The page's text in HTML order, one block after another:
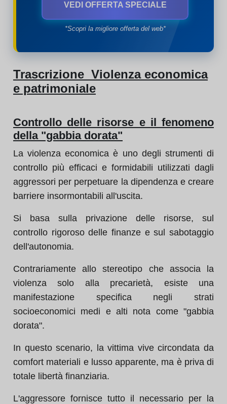
VEDI OFFERTA SPECIALE
*Scopri la migliore offerta del web*
Trascrizione Violenza economica
e patrimoniale
Controllo delle risorse e il fenomeno
della "gabbia dorata"
La violenza economica è uno degli strumenti di
controllo più efficaci e formidabili utilizzati dagli
aggressori per perpetuare la dipendenza e creare
barriere insormontabili all'uscita.
Si basa sulla privazione delle risorse, sul
controllo rigoroso delle finanze e sul sabotaggio
dell'autonomia.
Contrariamente allo stereotipo che associa la
violenza solo alla precarietà, esiste una
manifestazione specifica negli strati
socioeconomici medi e alti nota come "gabbia
dorata".
In questo scenario, la vittima vive circondata da
comfort materiali e lusso apparente, ma è priva di
totale libertà finanziaria.
L'aggressore fornisce tutto il necessario per la